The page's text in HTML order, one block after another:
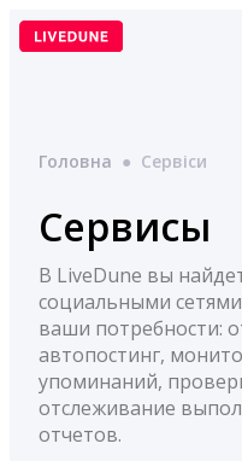
Перейти
до
Головна ● Сервіси
Сервисы
В LiveDune вы
социальными
ваши потребности:
автопостинг,
упоминаний,
отслеживание
отчетов.